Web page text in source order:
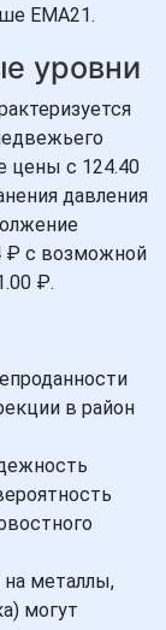
EMA21.
уровни
цены с 124.40
давления
₽ с возможной
₽.
в район
металлы,
могут